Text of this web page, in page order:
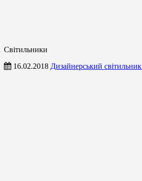
Світильники
16.02.2018 Дизайнерський